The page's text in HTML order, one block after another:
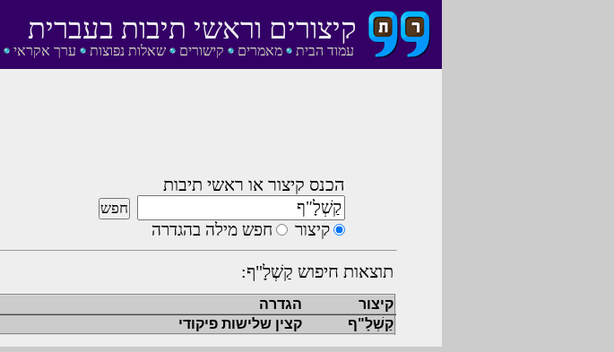
עמוד הבית מאמרים קישורים שאלות נפוצות ערך אקראי
קיצורים וראשי תיבות בעברית
הכנס קיצור או ראשי תיבות
קיצור חפש מילה בהגדרה
תוצאות חיפוש קַשְׁלָ"ף:
קיצור הגדרה
קַשְׁלָ"ף
קצין שלישות פיקודי